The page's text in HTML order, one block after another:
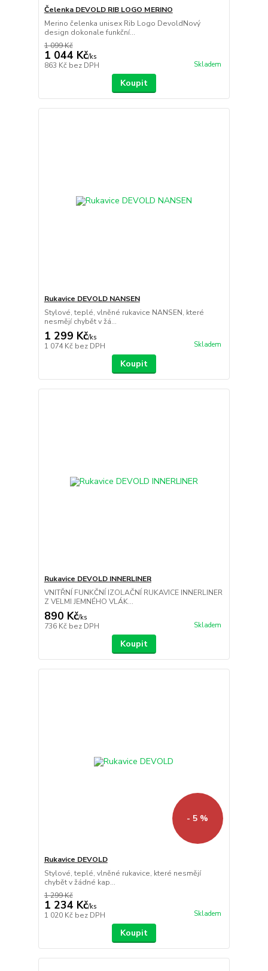
Čelenka DEVOLD RIB LOGO MERINO
Merino čelenka unisex Rib Logo DevoldNový
design dokonale funkční...
1 099 Kč
1 044 Kč/ks
863 Kč bez DPH Skladem
Koupit
Rukavice DEVOLD NANSEN
Stylové, teplé, vlněné rukavice NANSEN, které
nesmějí chybět v žá...
1 299 Kč/ks
1 074 Kč bez DPH Skladem
Koupit
Rukavice DEVOLD INNERLINER
VNITŘNÍ FUNKČNÍ IZOLAČNÍ RUKAVICE INNERLINER
Z VELMI JEMNÉHO VLÁK...
890 Kč/ks
736 Kč bez DPH Skladem
Koupit
- 5 %
Rukavice DEVOLD
Stylové, teplé, vlněné rukavice, které nesmějí
chybět v žádné kap...
1 299 Kč
1 234 Kč/ks
1 020 Kč bez DPH Skladem
Koupit